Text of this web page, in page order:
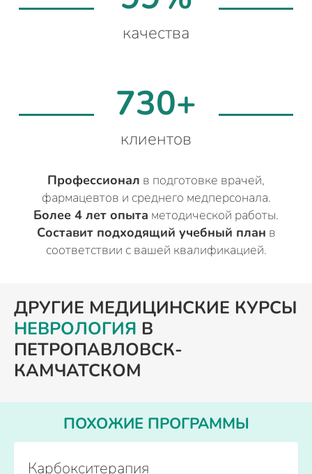
качества
730+
клиентов
Профессионал в подготовке врачей,
фармацевтов и среднего медперсонала.
Более 4 лет опыта методической работы.
Составит подходящий учебный план в
соответствии с вашей квалификацией.
ДРУГИЕ МЕДИЦИНСКИЕ КУРСЫ
НЕВРОЛОГИЯ В
ПЕТРОПАВЛОВСК-
КАМЧАТСКОМ
ПОХОЖИЕ ПРОГРАММЫ
Карбокситерапия